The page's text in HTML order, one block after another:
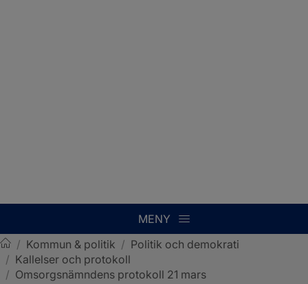
MENY
Sotenäs kommun
/ Kommun & politik / Politik och demokrati
/ Kallelser och protokoll
/ Omsorgsnämndens protokoll 21 mars